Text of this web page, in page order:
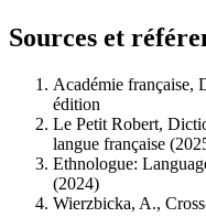
Sources et
Académie française,
édition
Le Petit Robert,
langue française
Ethnologue:
(2024)
Wierzbicka, A.,